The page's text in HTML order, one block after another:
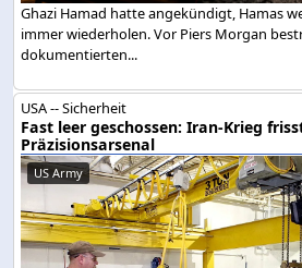
Ghazi Hamad hatte angekündigt, Hamas
immer wiederholen. Vor Piers Morgan
dokumentierten...
USA -- Sicherheit
Fast leer geschossen: Iran-Krieg
Präzisionsarsenal
US Army